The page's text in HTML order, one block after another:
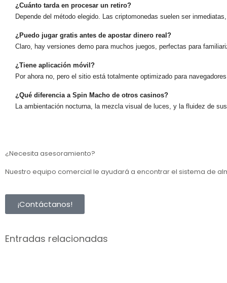
¿Cuánto tarda en procesar un retiro?
Depende del método elegido. Las criptomonedas suelen ser
¿Puedo jugar gratis antes de apostar dinero real?
Claro, hay versiones demo para muchos juegos, perfectas para
¿Tiene aplicación móvil?
Por ahora no, pero el sitio está totalmente optimizado para
¿Qué diferencia a Spin Macho de otros casinos?
La ambientación nocturna, la mezcla visual de luces, y la fluidez de
¿Necesita asesoramiento?
Nuestro equipo comercial le ayudará a encontrar el sistema de
¡Contáctanos!
Entradas relacionadas